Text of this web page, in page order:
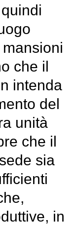
che il
intenda
del
unità
che il
sia
in